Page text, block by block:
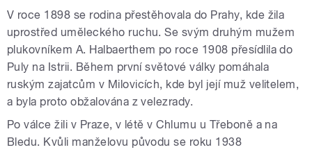
V roce 1898 se rodina přestěhovala do Prahy, kde žila
uprostřed uměleckého ruchu. Se svým druhým mužem
plukovníkem A. Halbaerthem po roce 1908 přesídlila do
Puly na Istrii. Během první světové války pomáhala
ruským zajatcům v Milovicích, kde byl její muž velitelem,
a byla proto obžalována z velezrady.
Po válce žili v Praze, v létě v Chlumu u Třeboně a na
Bledu. Kvůli manželovu původu se roku 1938